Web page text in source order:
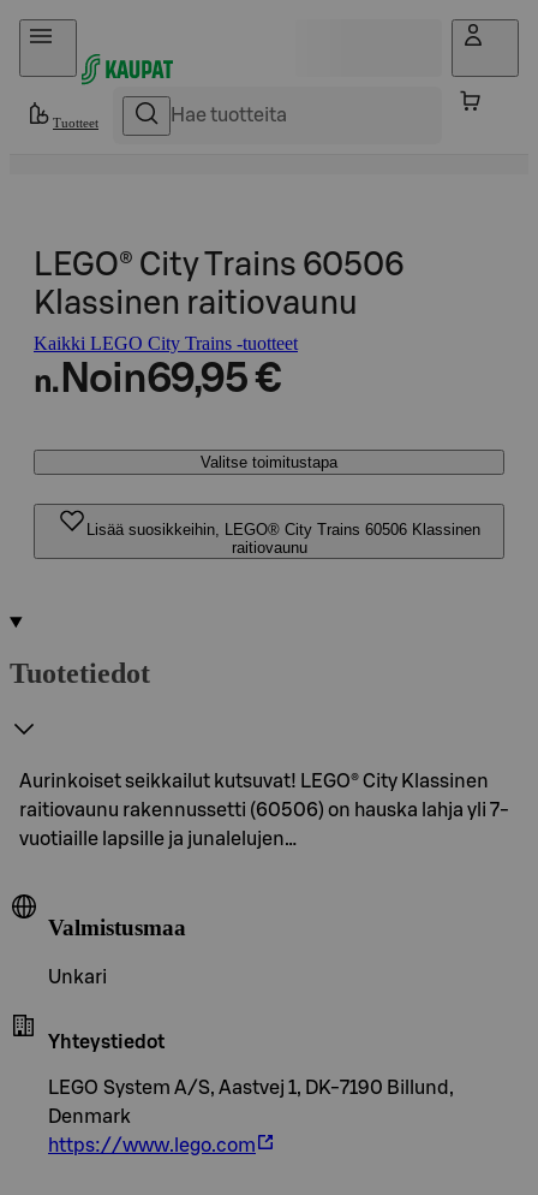
Hyppää sisältöön
Tuotteet
LEGO® City Trains 60506
Klassinen raitiovaunu
Kaikki LEGO City Trains -tuotteet
n. Noin69,95 €
Valitse toimitustapa
Lisää suosikkeihin, LEGO® City Trains 60506 Klassinen
raitiovaunu
Tuotetiedot
Aurinkoiset seikkailut kutsuvat! LEGO® City Klassinen
raitiovaunu rakennussetti (60506) on hauska lahja yli 7-
vuotiaille lapsille ja junalelujen…
Valmistusmaa
Unkari
Yhteystiedot
LEGO System A/S, Aastvej 1, DK-7190 Billund,
Denmark
https://www.lego.com